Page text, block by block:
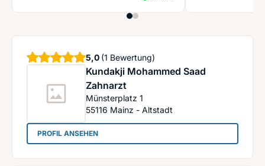
Kundakji Mohammed Saad
Zahnarzt
Münsterplatz 1
55116 Mainz - Altstadt
5,0 Sterne
(1 Bewertung)
PROFIL ANSEHEN: Kundakji Mohammed Saad Zahnarzt